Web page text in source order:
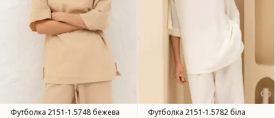
Футболка 2151-1.5748 бежева Футболка 2151-1.5782 біла